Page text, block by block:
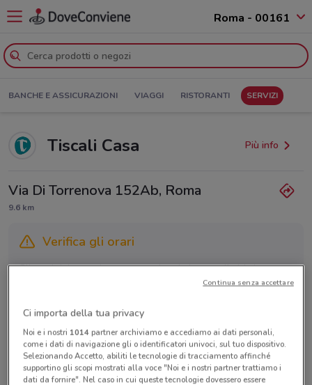
Roma - 00161
BANCHE E ASSICURAZIONI VIAGGI RISTORANTI SERVIZI
Tiscali Casa Più info
Via Di Torrenova 152Ab, Roma
9.6 km
Verifica gli orari
Gli orari dei negozi possono variare in base agli ultimi
provvedimenti regionali o nazionali. Verifica l’accuratezza
Chiama il negozio
Lunedì n.d.
Martedì n.d.
Mercoledì n.d.
Giovedì n.d.
Venerdì n.d.
Sabato n.d.
Domenica n.d.
Ci importa della tua privacy
Noi e i nostri 1014partner archiviamo e accediamo ai dati personali,
come i dati di navigazione gli o identificatori univoci, sul tuo dispositivo.
Selezionando Accetto, abiliti le tecnologie di tracciamento affinché
supportino gli scopi mostrati alla voce "Noi e i nostri partner trattiamo i
dati da fornire". Nel caso in cui queste tecnologie dovessero essere
Continua senza accettare